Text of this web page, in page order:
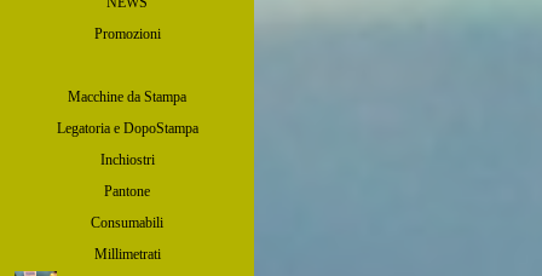
Promozioni
Macchine da Stampa
Legatoria e DopoStampa
Inchiostri
Pantone
Consumabili
Millimetrati